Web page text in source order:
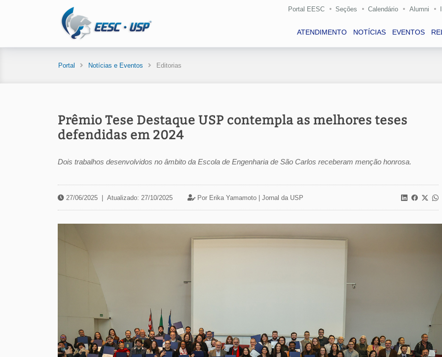
Portal EESC Seções Calendário Alumni
ATENDIMENTO NOTÍCIAS EVENTOS
Portal Notícias e Eventos Editorias
Prêmio Tese Destaque USP contempla as melhores teses
defendidas em 2024
Dois trabalhos desenvolvidos no âmbito da Escola de Engenharia de São Carlos receberam menção honrosa.
27/06/2025 Atualizado: 27/10/2025 Por Erika Yamamoto | Jornal da USP